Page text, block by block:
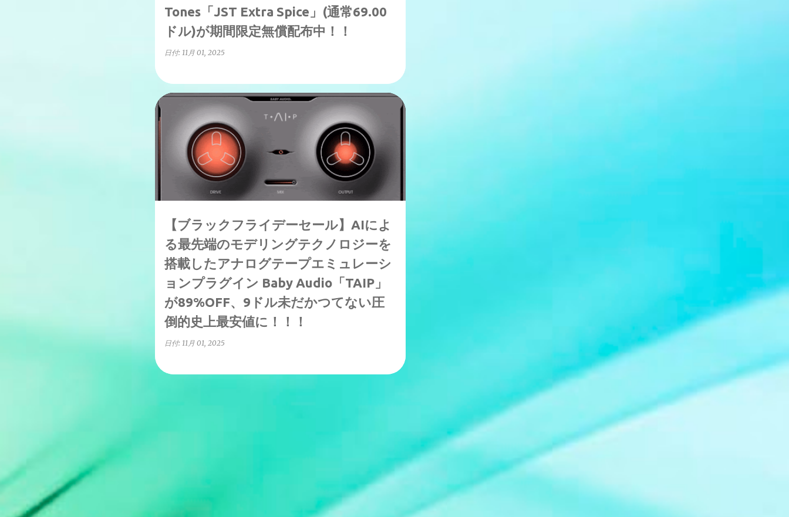
Tones「JST Extra Spice」(通常69.00
ドル)が期間限定無償配布中！！
日付: 11月 01, 2025
【ブラックフライデーセール】AIによ
る最先端のモデリングテクノロジーを
搭載したアナログテープエミュレーシ
ョンプラグイン Baby Audio「TAIP」
が89%OFF、9ドル未だかつてない圧
倒的史上最安値に！！！
日付: 11月 01, 2025
ブラックフライデーセール2025